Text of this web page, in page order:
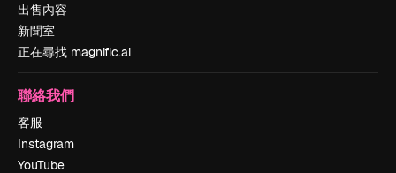
出售內容
新聞室
正在尋找 magnific.ai
聯絡我們
客服
Instagram
YouTube